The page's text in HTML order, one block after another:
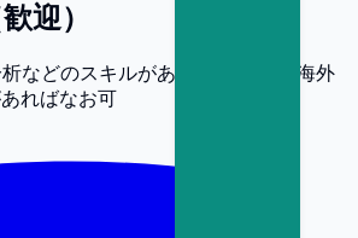
迎）
などのスキルがあればなお可 ・海外
ればなお可